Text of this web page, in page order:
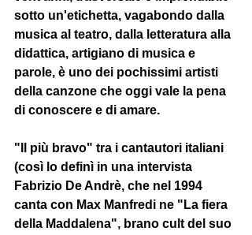
sotto un'etichetta, vagabondo dalla
musica al teatro, dalla letteratura alla
didattica, artigiano di musica e
parole, è uno dei pochissimi artisti
della canzone che oggi vale la pena
di conoscere e di amare.
"Il più bravo" tra i cantautori italiani
(così lo definì in una intervista
Fabrizio De Andrè, che nel 1994
canta con Max Manfredi ne " La fiera
della Maddalena", brano cult del suo